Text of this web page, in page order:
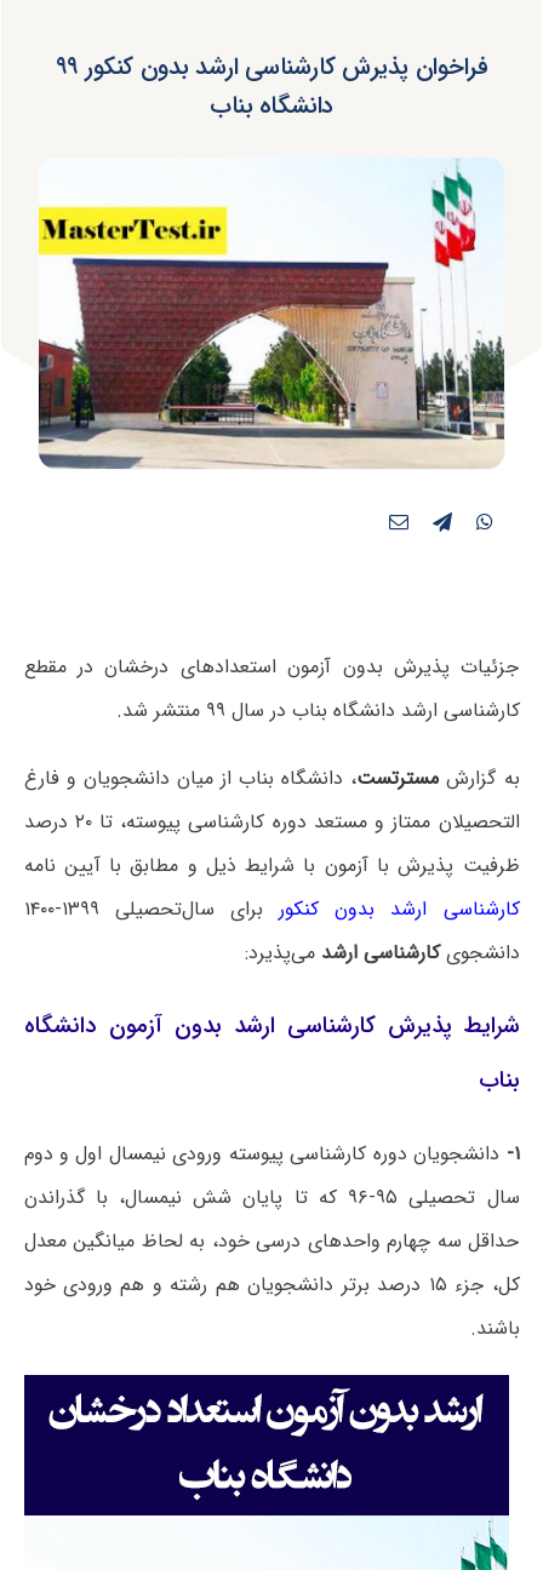
فراخوان پذیرش کارشناسی ارشد بدون کنکور ۹۹
دانشگاه بناب
جزئیات پذیرش بدون آزمون استعدادهای درخشان در مقطع
کارشناسی ارشد دانشگاه بناب در سال ۹۹ منتشر شد.
به گزارش مسترتست، دانشگاه بناب از میان دانشجویان و فارغ
التحصیلان ممتاز و مستعد دوره کارشناسی پیوسته، تا ۲۰ درصد
ظرفیت پذیرش با آزمون با شرایط ذیل و مطابق با آیین نامه
کارشناسی ارشد بدون کنکور
برای سال‌تحصیلی ۱۳۹۹-۱۴۰۰
دانشجویکارشناسی ارشدمی‌پذیرد:
شرایط پذیرش کارشناسی ارشد بدون آزمون دانشگاه
بناب
۱- دانشجویان دوره کارشناسی پیوسته ورودی نیمسال اول و دوم
سال تحصیلی ۹۵-۹۶ که تا پایان شش نیمسال، با گذراندن
حداقل سه چهارم واحدهای درسی خود، به لحاظ میانگین معدل
کل، جزء ۱۵ درصد برتر دانشجویان هم رشته و هم ورودی خود
باشند.